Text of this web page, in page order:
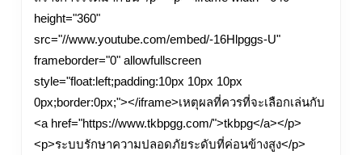
งบ
เปิด
ปิด
ฟังก์ชัน
height="360"
src="//www.youtube.com/embed/-16Hlpggs-U"
frameborder="0" allowfullscreen
style="float:left;padding:10px 10px 10px
0px;border:0px;"></iframe>เหตุผลที่ควรที่จะเลือกเล่นกับ
<a href="https://www.tkbpgg.com/">tkbpg</a></p>
<p>ระบบรักษาความปลอดภัยระดับที่ค่อนข้างสูง</p>